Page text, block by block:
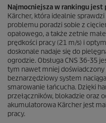
Najmocniejsza w rankingu jest
Kärcher, która idealnie
problemu poradzi sobie z
opałowego, a także zetnie
prędkości pracy (21 m/s) i
doskonale nadaje się do
ogrodzie. Obsługa CNS 36-35
tym nawet mniej
beznarzędziowy system
smarowanie łańcucha. Dzięki
przełączników, blokadzie oraz
akumulatorowa Kärcher jest
pracy.